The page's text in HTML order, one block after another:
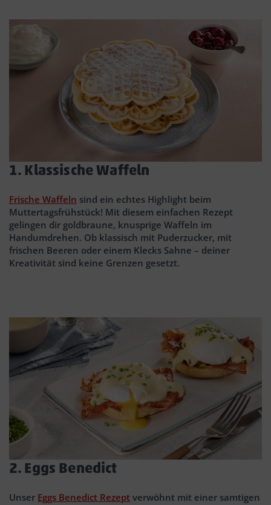
1. Klassische Waffeln
Frische Waffeln sind ein echtes Highlight beim
Muttertagsfrühstück! Mit diesem einfachen Rezept
gelingen dir goldbraune, knusprige Waffeln im
Handumdrehen. Ob klassisch mit Puderzucker, mit
frischen Beeren oder einem Klecks Sahne – deiner
Kreativität sind keine Grenzen gesetzt.
2. Eggs Benedict
Unser Eggs Benedict Rezept verwöhnt mit einer samtigen